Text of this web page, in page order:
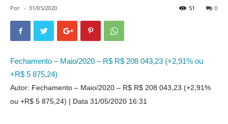
Por - 31/05/2020 0
51
Fechamento – Maio/2020 – R$ R$ 208 043,23 (+2,91% ou
+R$ 5 875,24)
Autor: Fechamento – Maio/2020 – R$ R$ 208 043,23 (+2,91%
ou +R$ 5 875,24)
Data 31/05/2020 16:31